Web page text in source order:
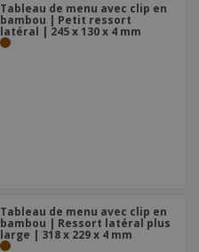
Tableau de menu avec clip en
bambou | Petit ressort
latéral | 245 x 130 x 4 mm
Tableau de menu avec clip en
bambou | Ressort latéral plus
large | 318 x 229 x 4 mm